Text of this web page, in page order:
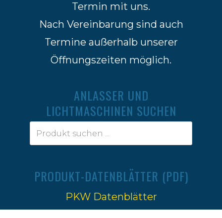
Termin mit uns.
Nach Vereinbarung sind auch
Termine außerhalb unserer
Öffnungszeiten möglich.
ANLASSER UND
LICHTMASCHINEN SUCHEN
PRODUKT-DATENBLÄTTER (PDF)
PKW Datenblätter